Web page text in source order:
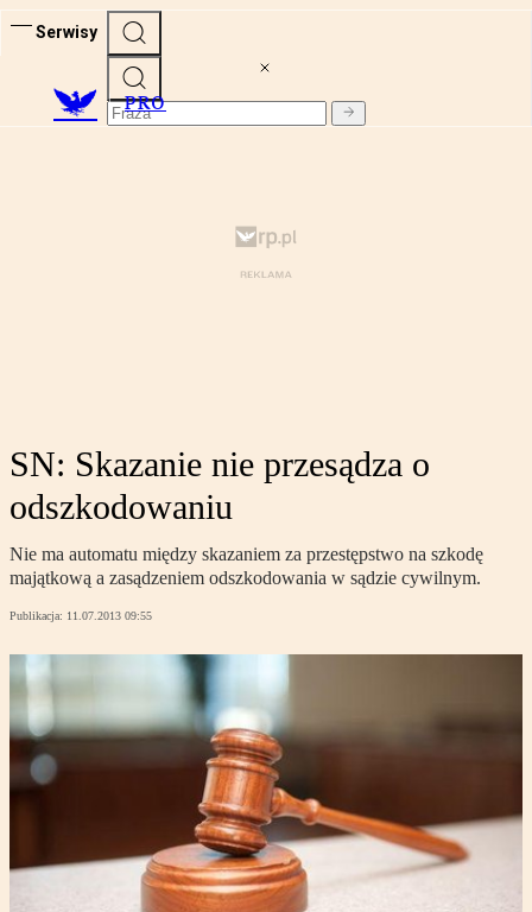
Serwisy
PRO
SN: Skazanie nie przesądza o
odszkodowaniu
Nie ma automatu między skazaniem za przestępstwo na szkodę
majątkową a zasądzeniem odszkodowania w sądzie cywilnym.
Publikacja: 11.07.2013 09:55